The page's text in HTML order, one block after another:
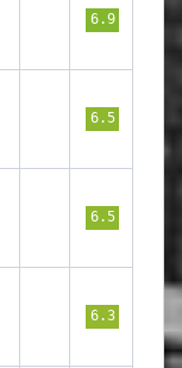
6.9
6.5
6.5
6.3